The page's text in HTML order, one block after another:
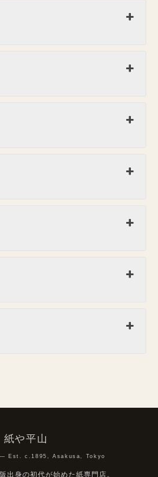
紙や平山
Est. c.1895, Asakusa, Tokyo
出身の初代が始めた紙専門店。